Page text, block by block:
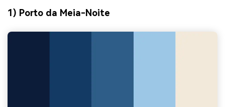
1) Porto da Meia-Noite